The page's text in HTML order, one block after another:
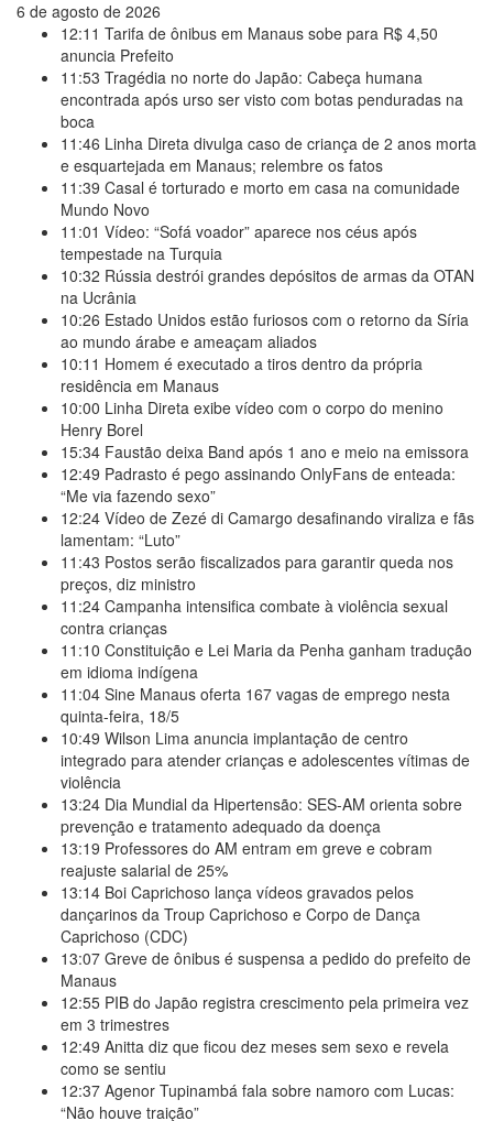
6 de agosto de 2026
12:11 Tarifa de ônibus em Manaus sobe para R$ 4,50
anuncia Prefeito
11:53 Tragédia no norte do Japão: Cabeça humana
encontrada após urso ser visto com botas penduradas na
boca
11:46 Linha Direta divulga caso de criança de 2 anos morta
e esquartejada em Manaus; relembre os fatos
11:39 Casal é torturado e morto em casa na comunidade
Mundo Novo
11:01 Vídeo: “Sofá voador” aparece nos céus após
tempestade na Turquia
10:32 Rússia destrói grandes depósitos de armas da OTAN
na Ucrânia
10:26 Estado Unidos estão furiosos com o retorno da Síria
ao mundo árabe e ameaçam aliados
10:11 Homem é executado a tiros dentro da própria
residência em Manaus
10:00 Linha Direta exibe vídeo com o corpo do menino
Henry Borel
15:34 Faustão deixa Band após 1 ano e meio na emissora
12:49 Padrasto é pego assinando OnlyFans de enteada:
“Me via fazendo sexo”
12:24 Vídeo de Zezé di Camargo desafinando viraliza e fãs
lamentam: “Luto”
11:43 Postos serão fiscalizados para garantir queda nos
preços, diz ministro
11:24 Campanha intensifica combate à violência sexual
contra crianças
11:10 Constituição e Lei Maria da Penha ganham tradução
em idioma indígena
11:04 Sine Manaus oferta 167 vagas de emprego nesta
quinta-feira, 18/5
10:49 Wilson Lima anuncia implantação de centro
integrado para atender crianças e adolescentes vítimas de
violência
13:24 Dia Mundial da Hipertensão: SES-AM orienta sobre
prevenção e tratamento adequado da doença
13:19 Professores do AM entram em greve e cobram
reajuste salarial de 25%
13:14 Boi Caprichoso lança vídeos gravados pelos
dançarinos da Troup Caprichoso e Corpo de Dança
Caprichoso (CDC)
13:07 Greve de ônibus é suspensa a pedido do prefeito de
Manaus
12:55 PIB do Japão registra crescimento pela primeira vez
em 3 trimestres
12:49 Anitta diz que ficou dez meses sem sexo e revela
como se sentiu
12:37 Agenor Tupinambá fala sobre namoro com Lucas:
“Não houve traição”